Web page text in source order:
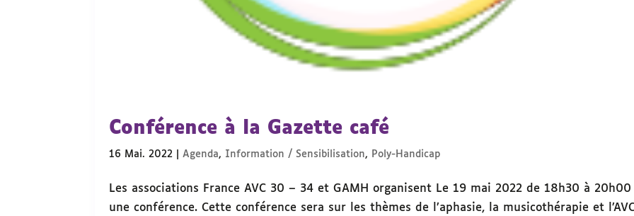
Conférence à la Gazette café
16 Mai. 2022 |Agenda, Information / Sensibilisation, Poly-Handicap
Les associations France AVC 30 – 34 et GAMH organisent Le 19 mai 2022 de 18h30 à 20h00
une conférence. Cette conférence sera sur les thèmes de l’aphasie, la musicothérapie et